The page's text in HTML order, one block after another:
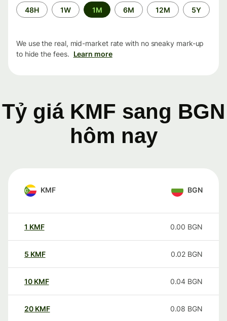
Time
period
48H 1W 1M 6M 12M 5Y
We use the real, mid-market rate with no sneaky mark-up
to hide the fees. Learn more
Tỷ giá KMF sang BGN
hôm nay
KMF BGN
1 KMF 0.00 BGN
5 KMF 0.02 BGN
10 KMF 0.04 BGN
20 KMF 0.08 BGN